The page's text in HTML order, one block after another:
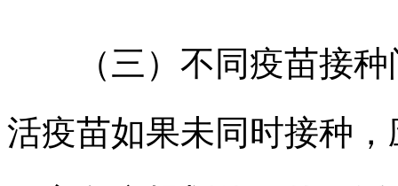
（三）不同疫苗接种
活疫苗如果未同时接种